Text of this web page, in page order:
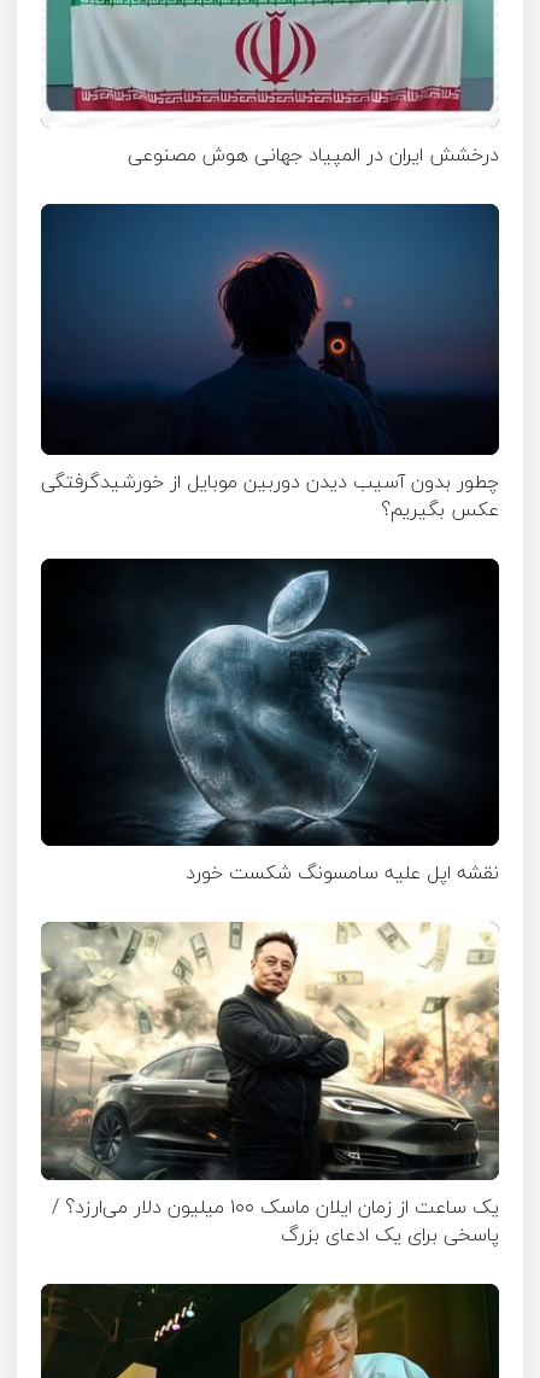
درخشش ایران در المپیاد جهانی هوش مصنوعی
چطور بدون آسیب دیدن دوربین موبایل از خورشیدگرفتگی
عکس بگیریم؟
نقشه اپل علیه سامسونگ شکست خورد
یک ساعت از زمان ایلان ماسک ۱۰۰ میلیون دلار می‌ارزد؟ /
پاسخی برای یک ادعای بزرگ